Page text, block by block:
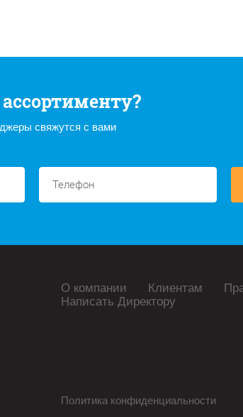
свяжутся с вами
О компании Клиентам
Написать Директору
Политика конфиденциальности